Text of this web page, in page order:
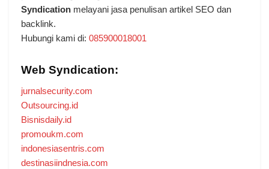
Syndication melayani jasa penulisan artikel SEO dan
backlink.
Hubungi kami di: 085900018001
Web Syndication:
jurnalsecurity.com
Outsourcing.id
Bisnisdaily.id
promoukm.com
indonesiasentris.com
destinasiindnesia.com